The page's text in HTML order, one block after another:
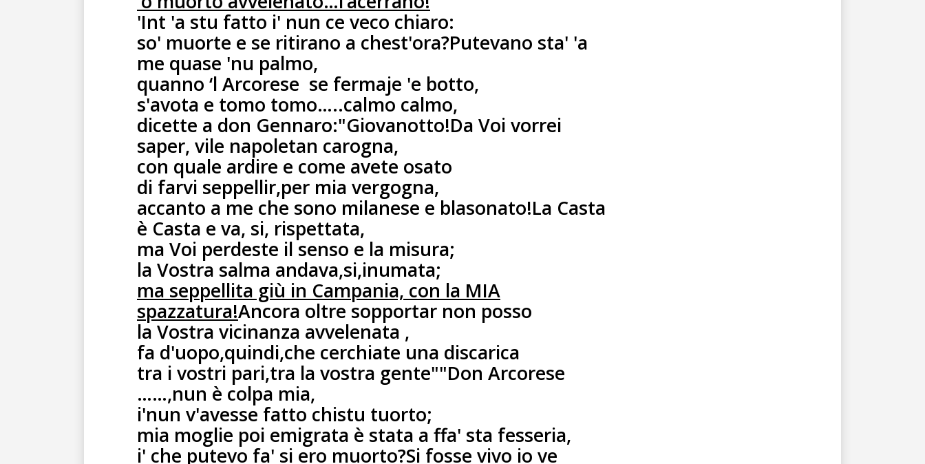
'Int 'a stu fatto i' nun ce veco chiaro:
so' muorte e se ritirano a chest'ora?Putevano sta' 'a
me quase 'nu palmo,
quanno ‘l Arcorese se fermaje 'e botto,
s'avota e tomo tomo…..calmo calmo,
dicette a don Gennaro:"Giovanotto!Da Voi vorrei
saper, vile napoletan carogna,
con quale ardire e come avete osato
di farvi seppellir,per mia vergogna,
accanto a me che sono milanese e blasonato!La Casta
è Casta e va, si, rispettata,
ma Voi perdeste il senso e la misura;
la Vostra salma andava,si,inumata;
ma seppellita giù in Campania, con la MIA
spazzatura!Ancora oltre sopportar non posso
la Vostra vicinanza avvelenata ,
fa d'uopo,quindi,che cerchiate una discarica
tra i vostri pari,tra la vostra gente""Don Arcorese
……,nun è colpa mia,
i'nun v'avesse fatto chistu tuorto;
mia moglie poi emigrata è stata a ffa' sta fesseria,
i' che putevo fa' si ero muorto?Si fosse vivo io ve